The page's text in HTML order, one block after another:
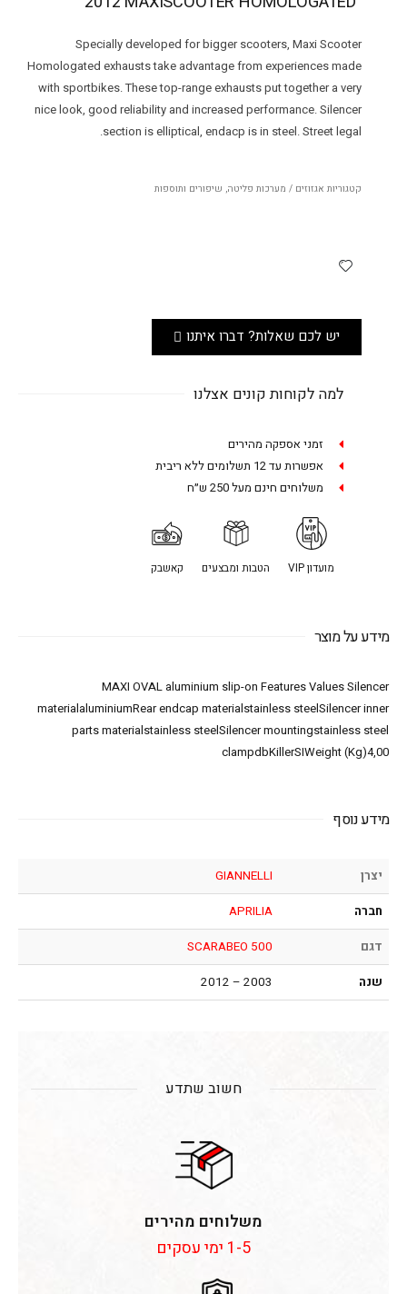
Specially developed for bigger scooters, Maxi Scooter
Homologated exhausts take advantage from experiences made
with sportbikes. These top-range exhausts put together a very
nice look, good reliability and increased performance. Silencer
section is elliptical, endacp is in steel. Street legal.
קטגוריות אגזוזים / מערכות פליטה, שיפורים ותוספות
יש לכם שאלות? דברו איתנו
למה לקוחות קונים אצלנו
זמני אספקה מהירים
אפשרות עד 12 תשלומים ללא ריבית
משלוחים חינם מעל 250 ש״ח
מועדון VIP הטבות ומבצעים קאשבק
מידע על מוצר
MAXI OVAL aluminium slip-on Features Values Silencer
materialaluminiumRear endcap materialstainless steelSilencer inner
parts materialstainless steelSilencer mountingstainless steel
clampdbKillerSIWeight (Kg)4,00
מידע נוסף
יצרן
GIANNELLI
חברה
APRILIA
דגם
SCARABEO 500
שנה
2003 – 2012
חשוב שתדע
משלוחים מהירים
1-5 ימי עסקים